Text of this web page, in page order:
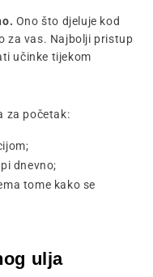
Ono što djeluje kod
za vas. Najbolji pristup
učinke tijekom
za početak:
dnevno;
tome kako se
ulja